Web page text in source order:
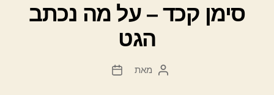
סימן קכד – על מה נכתב
הגט
המחבר
מאת
תאריך